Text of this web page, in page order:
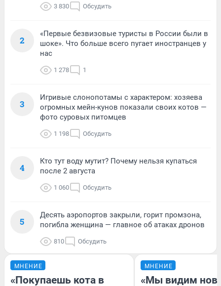
3 830 Обсудить
2
«Первые безвизовые туристы в России были в
шоке». Что больше всего пугает иностранцев у
нас
1 278 1
3
Игривые слонопотамы с характером: хозяева
огромных мейн-кунов показали своих котов —
фото суровых питомцев
1 198 Обсудить
4
Кто тут воду мутит? Почему нельзя купаться
после 2 августа
1 060 Обсудить
5
Десять аэропортов закрыли, горит промзона,
погибла женщина — главное об атаках дронов
810 Обсудить
МНЕНИЕ
«Покупаешь кота в
МНЕНИЕ
«Мы видим